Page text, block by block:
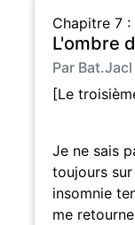
Chapitre 7 :
L'ombre
Par Bat.Jacl
[Le
Je ne sais
toujours
insomnie
me